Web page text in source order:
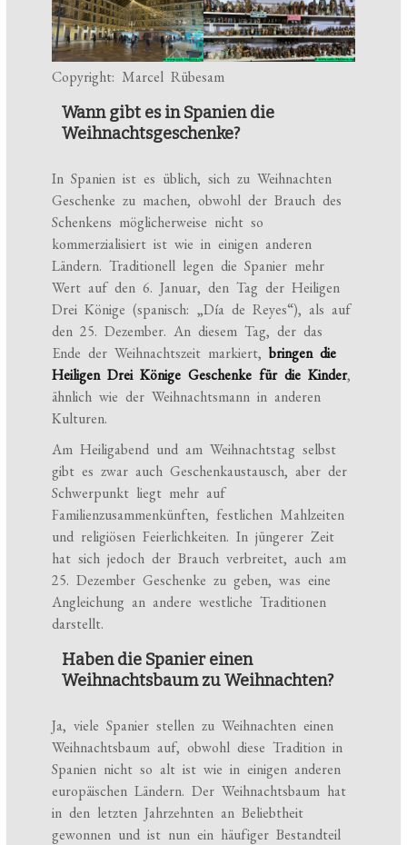
Copyright: Marcel Rübesam
Wann gibt es in Spanien die
Weihnachtsgeschenke?
In Spanien ist es üblich, sich zu Weihnachten
Geschenke zu machen, obwohl der Brauch des
Schenkens möglicherweise nicht so
kommerzialisiert ist wie in einigen anderen
Ländern. Traditionell legen die Spanier mehr
Wert auf den 6. Januar, den Tag der Heiligen
Drei Könige (spanisch: „Día de Reyes“), als auf
den 25. Dezember. An diesem Tag, der das
Ende der Weihnachtszeit markiert,bringen die
Heiligen Drei Könige Geschenke für die Kinder,
ähnlich wie der Weihnachtsmann in anderen
Kulturen.
Am Heiligabend und am Weihnachtstag selbst
gibt es zwar auch Geschenkaustausch, aber der
Schwerpunkt liegt mehr auf
Familienzusammenkünften, festlichen Mahlzeiten
und religiösen Feierlichkeiten. In jüngerer Zeit
hat sich jedoch der Brauch verbreitet, auch am
25. Dezember Geschenke zu geben, was eine
Angleichung an andere westliche Traditionen
darstellt.
Haben die Spanier einen
Weihnachtsbaum zu Weihnachten?
Ja, viele Spanier stellen zu Weihnachten einen
Weihnachtsbaum auf, obwohl diese Tradition in
Spanien nicht so alt ist wie in einigen anderen
europäischen Ländern. Der Weihnachtsbaum hat
in den letzten Jahrzehnten an Beliebtheit
gewonnen und ist nun ein häufiger Bestandteil